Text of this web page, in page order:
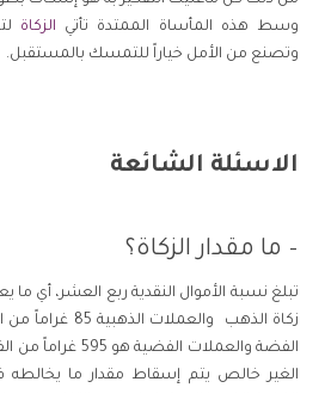
وسط هذه المأساة الممتدة تأتي الزكاة
وتصنع من الأمل خياراً للتمسك بالمستقبل.
الاسئلة الشائعة
– ما مقدار الزكاة؟
زكاة الذهب
الفضة والعملات
الغير خالص يتم إسقاط مقدار ما يخالطه